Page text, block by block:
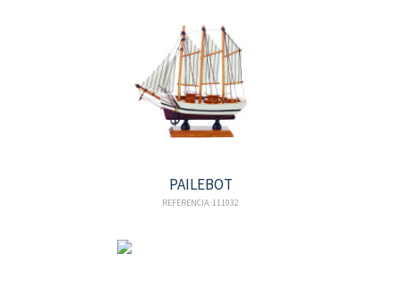
PAILEBOT
REFERENCIA: 111032